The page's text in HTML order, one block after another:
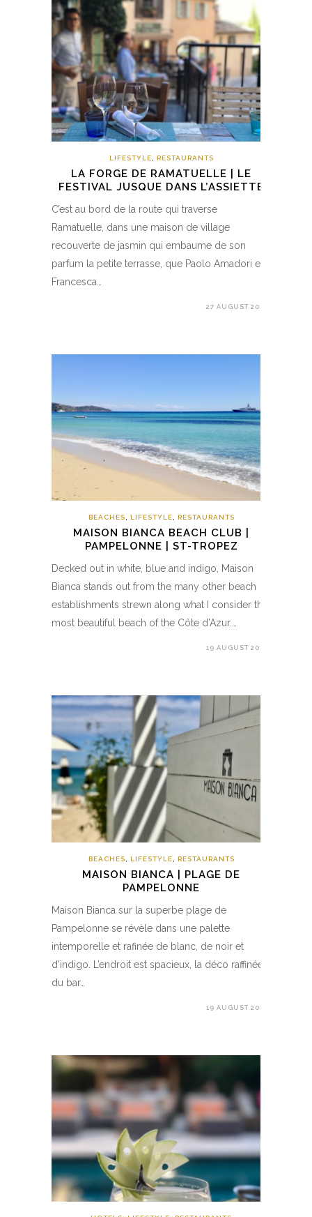
LIFESTYLE RESTAURANTS
LA FORGE DE RAMATUELLE | LE
FESTIVAL JUSQUE DANS L’ASSIETTE
C’est au bord de la route qui traverse
Ramatuelle, dans une maison de village
recouverte de jasmin qui embaume de son
parfum la petite terrasse, que Paolo Amadori et
Francesca…
27 AUGUST 2017
BEACHES, LIFESTYLE, RESTAURANTS
MAISON BIANCA BEACH CLUB |
PAMPELONNE | ST-TROPEZ
Decked out in white, blue and indigo, Maison
Bianca stands out from the many other beach
establishments strewn along what I consider the
most beautiful beach of the Côte d’Azur.…
19 AUGUST 2017
BEACHES LIFESTYLE RESTAURANTS
MAISON BIANCA | PLAGE DE
PAMPELONNE
Maison Bianca sur la superbe plage de
Pampelonne se révèle dans une palette
intemporelle et rafinée de blanc, de noir et
d'indigo. L’endroit est spacieux, la déco raffinée,
du bar…
19 AUGUST 2017